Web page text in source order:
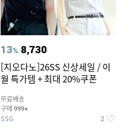
13% 8,730
[지오다노]26SS 신상세일 / 이
월 특가템 + 최대 20%쿠폰
무료배송
구매 999+
SSG 2